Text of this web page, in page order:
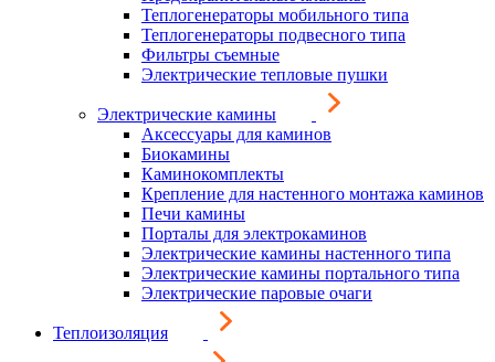
Теплогенераторы мобильного типа
Теплогенераторы подвесного типа
Фильтры съемные
Электрические тепловые пушки
Электрические камины
Аксессуары для каминов
Биокамины
Каминокомплекты
Крепление для настенного монтажа каминов
Печи камины
Порталы для электрокаминов
Электрические камины настенного типа
Электрические камины портального типа
Электрические паровые очаги
Теплоизоляция